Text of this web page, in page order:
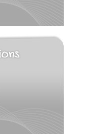
voir tous les partenaires